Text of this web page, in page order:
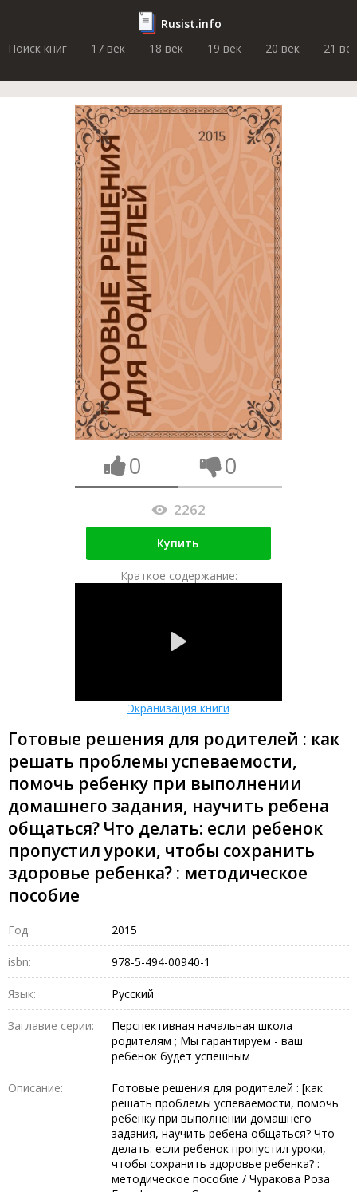
Rusist.info
Поиск книг
17 век 18 век 19 век 20 век 21 век
0 0
2262
Купить
Краткое содержание:
Экранизация книги
Готовые решения для родителей : как
решать проблемы успеваемости,
помочь ребенку при выполнении
домашнего задания, научить ребена
общаться? Что делать: если ребенок
пропустил уроки, чтобы сохранить
здоровье ребенка? : методическое
пособие
Год: 2015
isbn: 978-5-494-00940-1
Язык: Русский
Заглавие серии:
Перспективная начальная школа
родителям ; Мы гарантируем - ваш
ребенок будет успешным
Описание:
Готовые решения для родителей : [как
решать проблемы успеваемости, помочь
ребенку при выполнении домашнего
задания, научить ребена общаться? Что
делать: если ребенок пропустил уроки,
чтобы сохранить здоровье ребенка? :
методическое пособие / Чуракова Роза